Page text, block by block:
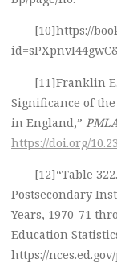
[10]https://
[11]Franklin
Significance of
in England,”
https://doi.org/
[12]“Table
Postsecondary
Years, 1970-71
Education
https://